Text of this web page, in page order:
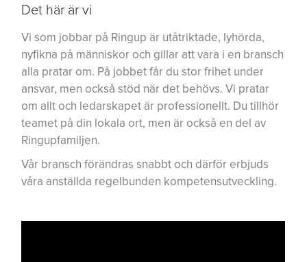
Det här är vi
Vi som jobbar på Ringup är utåtriktade, lyhörda,
nyfikna på människor och gillar att vara i en bransch
alla pratar om. På jobbet får du stor frihet under
ansvar, men också stöd när det behövs. Vi pratar
om allt och ledarskapet är professionellt. Du tillhör
teamet på din lokala ort, men är också en del av
Ringupfamiljen.
Vår bransch förändras snabbt och därför erbjuds
våra anställda regelbunden kompetensutveckling.